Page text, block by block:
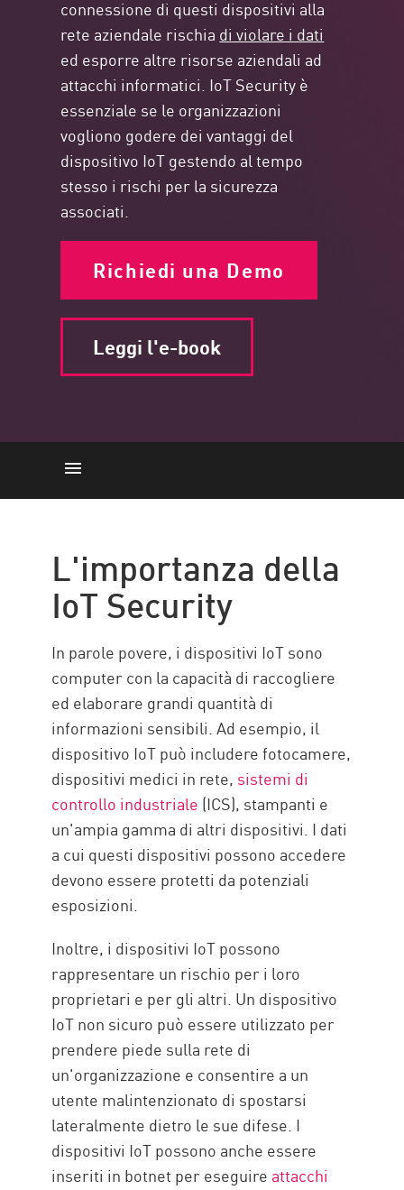
connessione di questi dispositivi alla
rete aziendale rischia di violare i dati
ed esporre altre risorse aziendali ad
attacchi informatici. IoT Security è
essenziale se le organizzazioni
vogliono godere dei vantaggi del
dispositivo IoT gestendo al tempo
stesso i rischi per la sicurezza
associati.
Richiedi una Demo
Leggi l'e-book
BEST PRACTICE
IoT Security con Check Point
Risorse
L'importanza della
IoT Security
In parole povere, i dispositivi IoT sono
computer con la capacità di raccogliere
ed elaborare grandi quantità di
informazioni sensibili. Ad esempio, il
dispositivo IoT può includere fotocamere,
dispositivi medici in rete, sistemi di
controllo industriale (ICS), stampanti e
un'ampia gamma di altri dispositivi. I dati
a cui questi dispositivi possono accedere
devono essere protetti da potenziali
esposizioni.
Inoltre, i dispositivi IoT possono
rappresentare un rischio per i loro
proprietari e per gli altri. Un dispositivo
IoT non sicuro può essere utilizzato per
prendere piede sulla rete di
un'organizzazione e consentire a un
utente malintenzionato di spostarsi
lateralmente dietro le sue difese. I
dispositivi IoT possono anche essere
inseriti in botnet per eseguire attacchi